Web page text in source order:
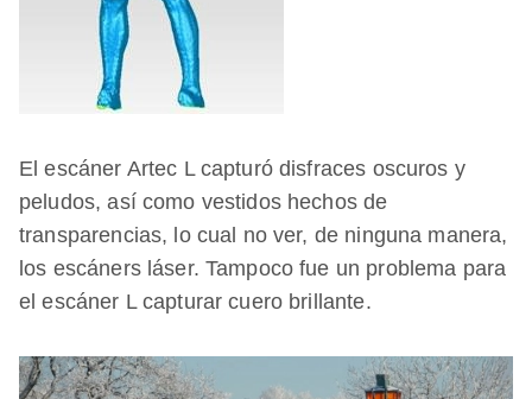
El escáner Artec L capturó disfraces oscuros y
peludos, así como vestidos hechos de
transparencias, lo cual no ver, de ninguna manera,
los escáners láser. Tampoco fue un problema para
el escáner L capturar cuero brillante.